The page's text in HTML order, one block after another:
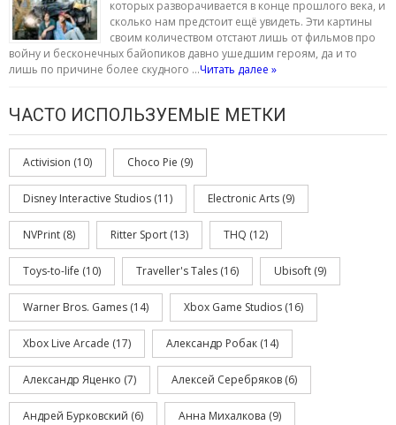
которых разворачивается в конце прошлого века, и
сколько нам предстоит ещё увидеть. Эти картины
своим количеством отстают лишь от фильмов про
войну и бесконечных байопиков давно ушедшим героям, да и то
лишь по причине более скудного …Читать далее »
ЧАСТО ИСПОЛЬЗУЕМЫЕ МЕТКИ
Activision (10) Choco Pie (9)
Disney Interactive Studios (11) Electronic Arts (9)
NVPrint (8) Ritter Sport (13) THQ (12)
Toys-to-life (10) Traveller's Tales (16) Ubisoft (9)
Warner Bros. Games (14) Xbox Game Studios (16)
Xbox Live Arcade (17) Александр Робак (14)
Александр Яценко (7) Алексей Серебряков (6)
Андрей Бурковский (6) Анна Михалкова (9)